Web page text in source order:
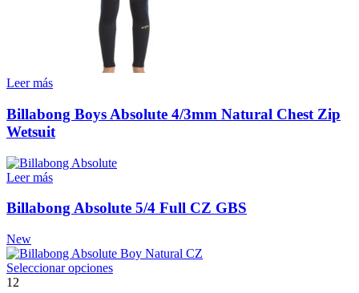
Leer más
Billabong Boys Absolute 4/3mm Natural Chest Zip
Wetsuit
Leer más
Billabong Absolute 5/4 Full CZ GBS
New
Seleccionar opcionesEste
12